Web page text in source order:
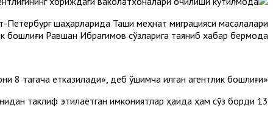
шаҳарларида Ташқи меҳнат миграцияси масалалари
бошлиғи Равшан Ибрагимов сўзларига таяниб хабар бермоқда.
«Кейинги йилларда эса ушбу тармоқлар сони 8 тагача етказилади», деб қўшимча қилган агентлик бошлиғи.
13 июль куни ташкил этилган матбуот анжуманида агентлик томонидан таклиф этилаётган имкониятлар ҳақида ҳам сўз борди.